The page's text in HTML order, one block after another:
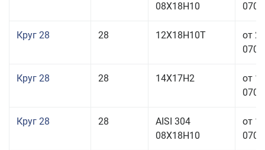
08Х18Н10
Круг 28 28 12Х18Н10Т
от
Круг 28 28 14Х17Н2
от
Круг 28 28
AISI 304
08Х18Н10
от